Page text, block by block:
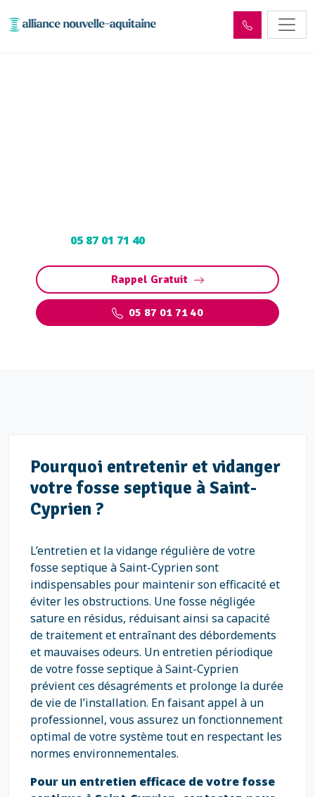
05 87 01 71 40
Rappel Gratuit
05 87 01 71 40
Pourquoi entretenir et vidanger
votre fosse septique à Saint-
Cyprien ?
L’entretien et la vidange régulière de votre
fosse septique à Saint-Cyprien sont
indispensables pour maintenir son efficacité et
éviter les obstructions. Une fosse négligée
sature en résidus, réduisant ainsi sa capacité
de traitement et entraînant des débordements
et mauvaises odeurs. Un entretien périodique
de votre fosse septique à Saint-Cyprien
prévient ces désagréments et prolonge la durée
de vie de l’installation. En faisant appel à un
professionnel, vous assurez un fonctionnement
optimal de votre système tout en respectant les
normes environnementales.
Pour un entretien efficace de votre fosse